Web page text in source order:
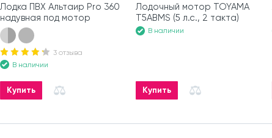
Лодка ПВХ Альтаир Pro 360
надувная под мотор
3 отзыва
В наличии
Купить
Лодочный мотор TOYAMA
T5ABMS (5 л.с., 2 такта)
В наличии
Купить